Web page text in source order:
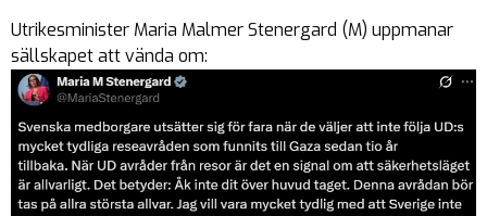
Utrikesminister Maria Malmer Stenergard (M) uppmanar
sällskapet att vända om: